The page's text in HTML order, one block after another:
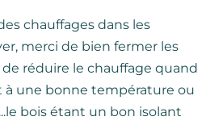
chauffages dans les
merci de bien fermer les
réduire le chauffage quand
une bonne température ou
bois étant un bon isolant